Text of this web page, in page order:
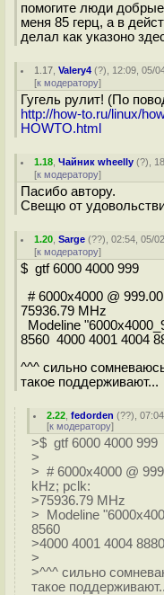
помогите люди
меня 85 герц, а в
делал как указоно
1.17 ,Valery4 (?), 12:09, 05/
[к модератору]
Гугель рулит! (По
http://how-to.ru/linux/
HOWTO.html
1.18 ,Чайник wheelly (?),
[к модератору]
Пасибо автору.
Свещю от
1.20 ,Sarge (??), 02:54, 05/
[к модератору]
$ gtf 6000 4000 999
# 6000x4000 @
75936.79 MHz
Modeline
8560 4000 4001 4004
^^^ сильно
такое поддерживают...
2.22 ,fedorden (??),
[к модератору]
>$ gtf 6000 4000 999
>
> # 6000x4000 @
kHz; pclk:
>75936.79 MHz
> Modeline
8560
>4000 4001 4004
>
>^^^ сильно
такое